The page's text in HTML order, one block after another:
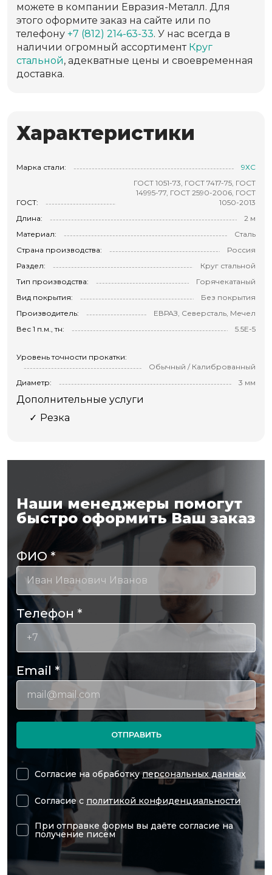
можете в компании Евразия-Металл. Для
этого оформите заказ на сайте или по
телефону +7 (812) 214-63-33. У нас всегда в
наличии огромный ассортимент Круг
стальной, адекватные цены и своевременная
доставка.
Характеристики
Марка стали: 9ХС
ГОСТ:
ГОСТ 1051-73, ГОСТ 7417-75, ГОСТ
14995-77, ГОСТ 2590-2006, ГОСТ
1050-2013
Длина:
2 м
Материал:
Сталь
Страна производства:
Россия
Раздел:
Круг стальной
Тип производства:
Горячекатаный
Вид покрытия:
Без покрытия
Производитель:
ЕВРАЗ, Северсталь, Мечел
Вес 1 п.м., тн:
5.5E-5
Уровень точности прокатки:
Обычный / Калиброванный
Диаметр:
3 мм
Дополнительные услуги
Резка
Наши менеджеры помогут
быстро оформить Ваш заказ
ФИО*
Телефон *
Email *
ОТПРАВИТЬ
Согласие на обработкуперсональных данных
Согласие с политикой конфиденциальности
При отправке формы вы даёте согласие на
получение писем